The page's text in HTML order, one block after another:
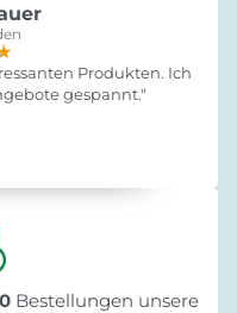
Produkten. Ich
gespannt."
Bestellungen unsere